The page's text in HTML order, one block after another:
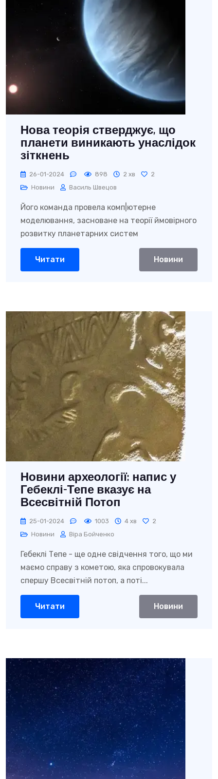
Нова теорія стверджує, що
планети виникають унаслідок
зіткнень
26-01-2024 898 2 хв
2
Новини
Василь Швецов
Його команда провела комп|ютерне
моделювання, засноване на теорії ймовірного
розвитку планетарних систем
Читати Новини
Новини археології: напис у
Гебеклі-Тепе вказує на
Всесвітній Потоп
25-01-2024 1003 4 хв
2
Новини
Віра Бойченко
Гебеклі Тепе - ще одне свідчення того, що ми
маємо справу з кометою, яка спровокувала
спершу Всесвітній потоп, а поті...
Читати Новини